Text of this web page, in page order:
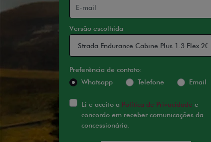
Versão escolhida
Preferência de contato:
Whatsapp
Telefone Email
Li e aceito a Política de Privacidade e
concordo em receber comunicações da
concessionária.